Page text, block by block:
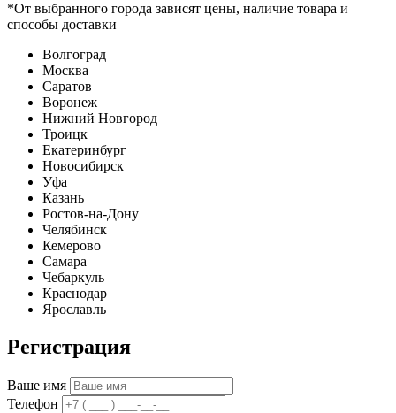
*От выбранного города зависят цены, наличие товара и
способы доставки
Волгоград
Москва
Саратов
Воронеж
Нижний Новгород
Троицк
Екатеринбург
Новосибирск
Уфа
Казань
Ростов-на-Дону
Челябинск
Кемерово
Самара
Чебаркуль
Краснодар
Ярославль
Регистрация
Ваше имя
Телефон